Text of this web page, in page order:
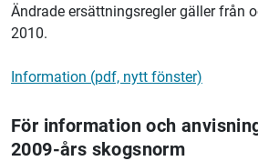
Ändrade ersättningsregler gäller från
2010.
Information (pdf, nytt fönster)
För information och
2009-års skogsnorm